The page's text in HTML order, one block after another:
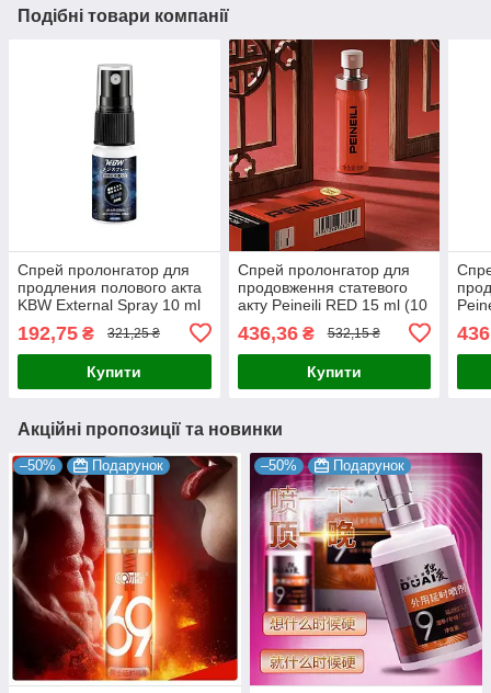
Подібні товари компанії
Спрей пролонгатор для
продления полового акта
KBW External Spray 10 ml
192,75 ₴ 321,25 ₴
Купити
Спрей пролонгатор для
продовження статевого
акту Peineili RED 15 ml (10
436,36₴ 532,15 ₴
Купити
Акційні пропозиції та новинки
–50% Подарунок –50% Подарунок